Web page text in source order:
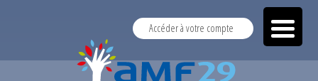
Accéder à votre compte